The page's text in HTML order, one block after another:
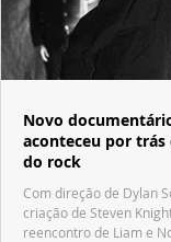
Novo
aconteceu por trás
do rock
Com direção de Dylan
criação de Steven
reencontro de Liam e